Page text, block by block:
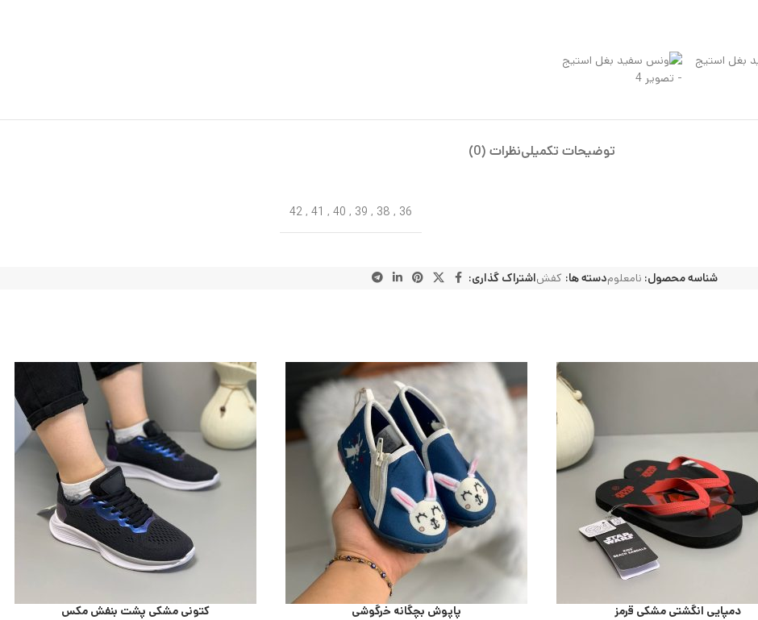
توضیحات تکمیلینظرات (0)
36
,
38
,
39
,
40
,
41
,
42
شناسه محصول: نامعلومدسته ها: کفشاشتراک گذاری:
دمپایی انگشتی مشکی قرمز پاپوش بچگانه خرگوشی کتونی مشکی پشت بنفش مکس